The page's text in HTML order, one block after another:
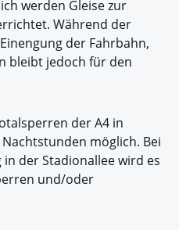
werden Gleise zur
Während der
der Fahrbahn,
bleibt jedoch für den
der A4 in
möglich. Bei
der Stadionallee wird es
und/oder